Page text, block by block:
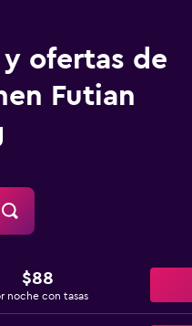
ofertas de
Futian
$88
noche con tasas